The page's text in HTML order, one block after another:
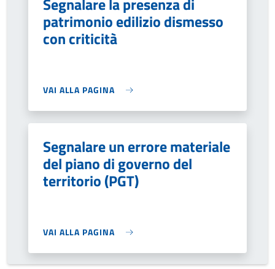
patrimonio edilizio dismesso
con criticità
VAI ALLA PAGINA
Segnalare un errore materiale
del piano di governo del
territorio (PGT)
VAI ALLA PAGINA